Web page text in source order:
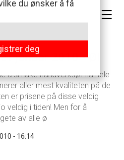
januar 2010 - Øl
å smake håndverksøl fra hele
aller mest kvaliteten på de
er prisene på disse veldig
veldig i tiden! Men for å
av alle ø
- 16:14